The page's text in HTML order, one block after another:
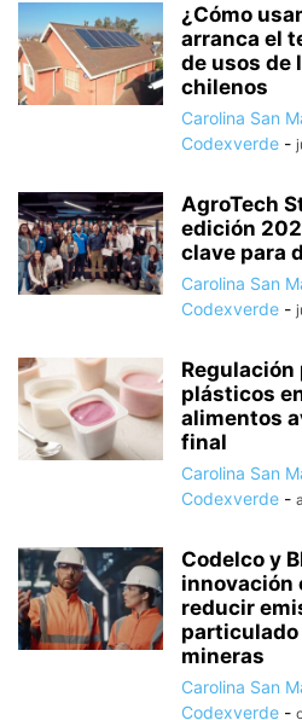
¿Cómo
arranca el
de usos de
chilenos
Carolina San
Codexverde -
AgroTech
edición
clave para
Carolina San
Codexverde -
Regulación
plásticos
alimentos
final
Carolina San
Codexverde -
Codelco y
innovación
reducir
particulado
mineras
Carolina San
Codexverde -